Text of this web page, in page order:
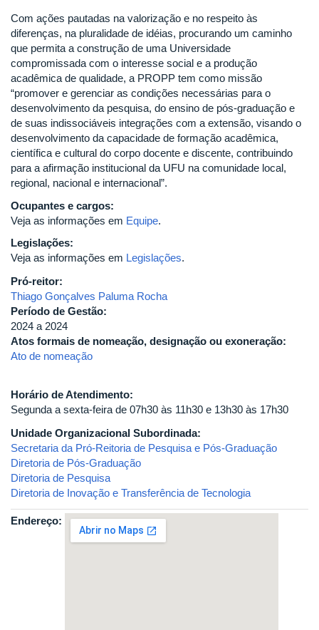
Com ações pautadas na valorização e no respeito às
diferenças, na pluralidade de idéias, procurando um caminho
que permita a construção de uma Universidade
compromissada com o interesse social e a produção
acadêmica de qualidade, a PROPP tem como missão
“promover e gerenciar as condições necessárias para o
desenvolvimento da pesquisa, do ensino de pós-graduação e
de suas indissociáveis integrações com a extensão, visando o
desenvolvimento da capacidade de formação acadêmica,
científica e cultural do corpo docente e discente, contribuindo
para a afirmação institucional da UFU na comunidade local,
regional, nacional e internacional”.
Ocupantes e cargos:
Veja as informações em Equipe.
Legislações:
Veja as informações em Legislações.
Pró-reitor:
Thiago Gonçalves Paluma Rocha
Período de Gestão:
2024 a 2024
Atos formais de nomeação, designação ou exoneração:
Ato de nomeação
Horário de Atendimento:
Segunda a sexta-feira de 07h30 às 11h30 e 13h30 às 17h30
Unidade Organizacional Subordinada:
Secretaria da Pró-Reitoria de Pesquisa e Pós-Graduação
Diretoria de Pós-Graduação
Diretoria de Pesquisa
Diretoria de Inovação e Transferência de Tecnologia
Endereço: